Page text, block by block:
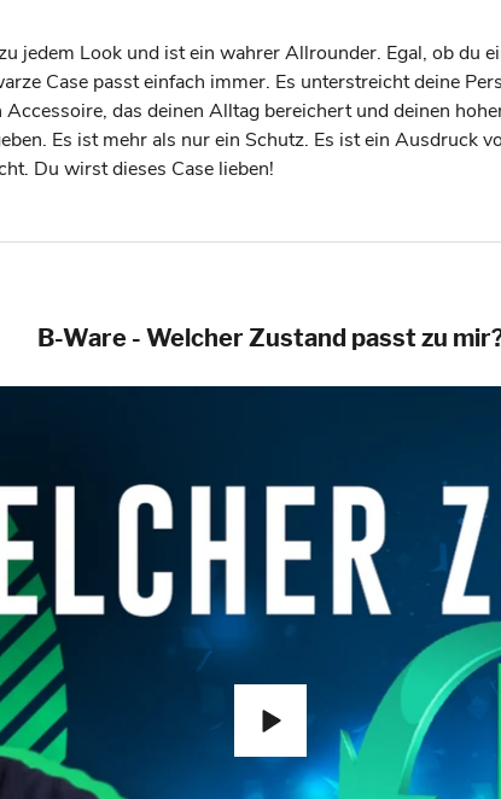
jedem Look und ist ein wahrer Allrounder. Egal, ob du
Case passt einfach immer. Es unterstreicht deine
das deinen Alltag bereichert und deinen
Es ist mehr als nur ein Schutz. Es ist ein Ausdruck
Du wirst dieses Case lieben!
B-Ware - Welcher Zustand passt zu